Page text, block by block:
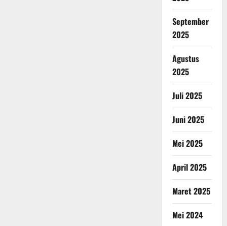
September
2025
Agustus
2025
Juli 2025
Juni 2025
Mei 2025
April 2025
Maret 2025
Mei 2024